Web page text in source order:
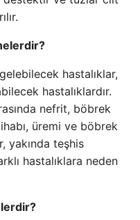
hastalıklar,
hastalıklardır.
nefrit, böbrek
üremi ve böbrek
yakında teşhis
hastalıklara neden